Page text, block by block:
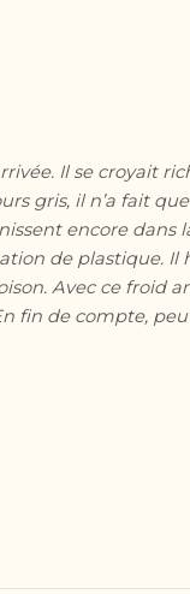
Il se croyait
gris, il n’a fait
encore dans
de plastique. Il
Avec ce froid
fin de compte,